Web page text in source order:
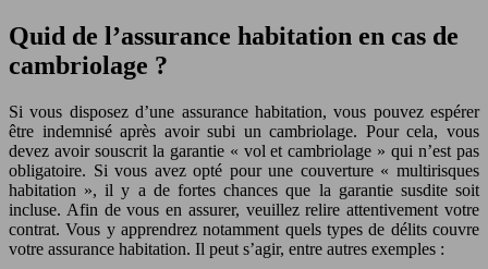
Quid de l’assurance habitation en cas de
cambriolage ?
Si vous disposez d’une assurance habitation, vous pouvez espérer
être indemnisé après avoir subi un cambriolage. Pour cela, vous
devez avoir souscrit la garantie « vol et cambriolage » qui n’est pas
obligatoire. Si vous avez opté pour une couverture « multirisques
habitation », il y a de fortes chances que la garantie susdite soit
incluse. Afin de vous en assurer, veuillez relire attentivement votre
contrat. Vous y apprendrez notamment quels types de délits couvre
votre assurance habitation. Il peut s’agir, entre autres exemples :